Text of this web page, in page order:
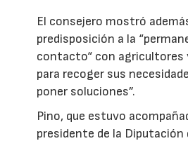
El consejero mostró
predisposición a la
contacto“ con agricultores
para recoger sus
poner soluciones”.
Pino, que estuvo
presidente de la Diputación